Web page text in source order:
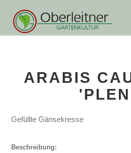
ARABIS
Gefüllte Gänsekresse
Beschreibung: